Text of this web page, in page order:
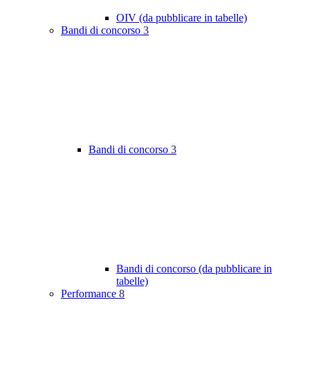
OIV (da pubblicare in tabelle)
Bandi di concorso 3
Bandi di concorso 3
Bandi di concorso (da pubblicare in
tabelle)
Performance 8